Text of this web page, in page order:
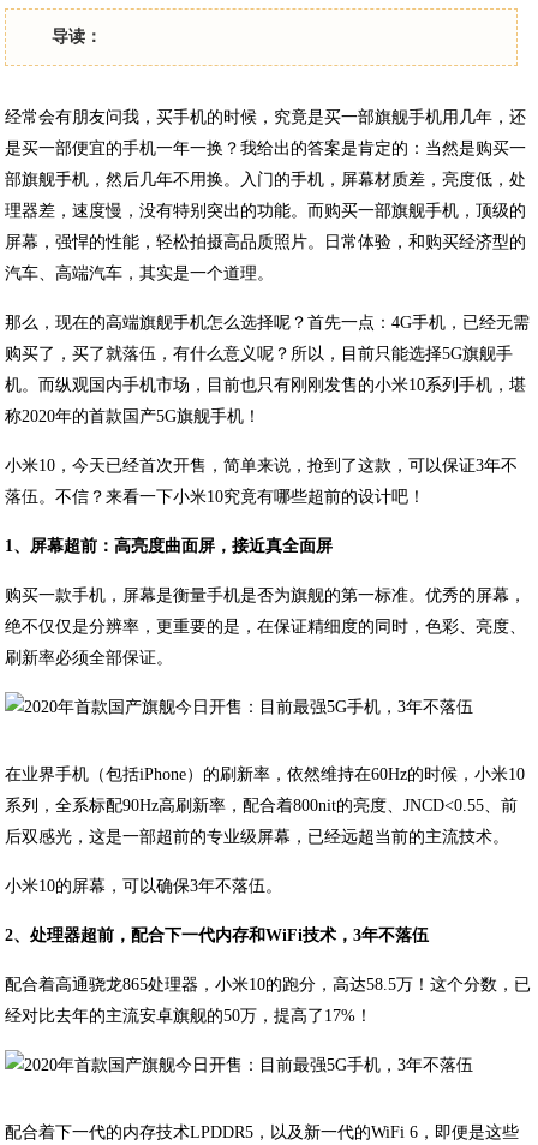
导读：
经常会有朋友问我，买手机的时候，究竟是买一部旗舰手机用几年，还
是买一部便宜的手机一年一换？我给出的答案是肯定的：当然是购买一
部旗舰手机，然后几年不用换。入门的手机，屏幕材质差，亮度低，处
理器差，速度慢，没有特别突出的功能。而购买一部旗舰手机，顶级的
屏幕，强悍的性能，轻松拍摄高品质照片。日常体验，和购买经济型的
汽车、高端汽车，其实是一个道理。
那么，现在的高端旗舰手机怎么选择呢？首先一点：4G手机，已经无需
购买了，买了就落伍，有什么意义呢？所以，目前只能选择5G旗舰手
机。而纵观国内手机市场，目前也只有刚刚发售的小米10系列手机，堪
称2020年的首款国产5G旗舰手机！
小米10，今天已经首次开售，简单来说，抢到了这款，可以保证3年不
落伍。不信？来看一下小米10究竟有哪些超前的设计吧！
1、屏幕超前：高亮度曲面屏，接近真全面屏
购买一款手机，屏幕是衡量手机是否为旗舰的第一标准。优秀的屏幕，
绝不仅仅是分辨率，更重要的是，在保证精细度的同时，色彩、亮度、
刷新率必须全部保证。
在业界手机（包括iPhone）的刷新率，依然维持在60Hz的时候，小米10
系列，全系标配90Hz高刷新率，配合着800nit的亮度、JNCD<0.55、前
后双感光，这是一部超前的专业级屏幕，已经远超当前的主流技术。
小米10的屏幕，可以确保3年不落伍。
2、处理器超前，配合下一代内存和WiFi技术，3年不落伍
配合着高通骁龙865处理器，小米10的跑分，高达58.5万！这个分数，已
经对比去年的主流安卓旗舰的50万，提高了17%！
配合着下一代的内存技术LPDDR5，以及新一代的WiFi 6，即便是这些